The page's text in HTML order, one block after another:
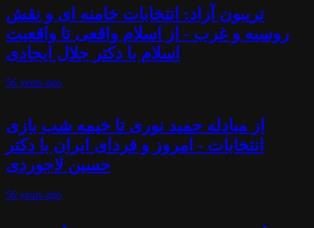
تریبون آزاد: انتخابات خامنه ای و نقش
روسیه و غرب - از اسلام واقعی تا واقعیت
اسلام با دکتر جلال ایجادی
56 years ago
از مبادله حمید نوری تا خیمه شب بازی
انتخابات - امروز و فردای ایران با دکتر
حسین لاجوردی
56 years ago